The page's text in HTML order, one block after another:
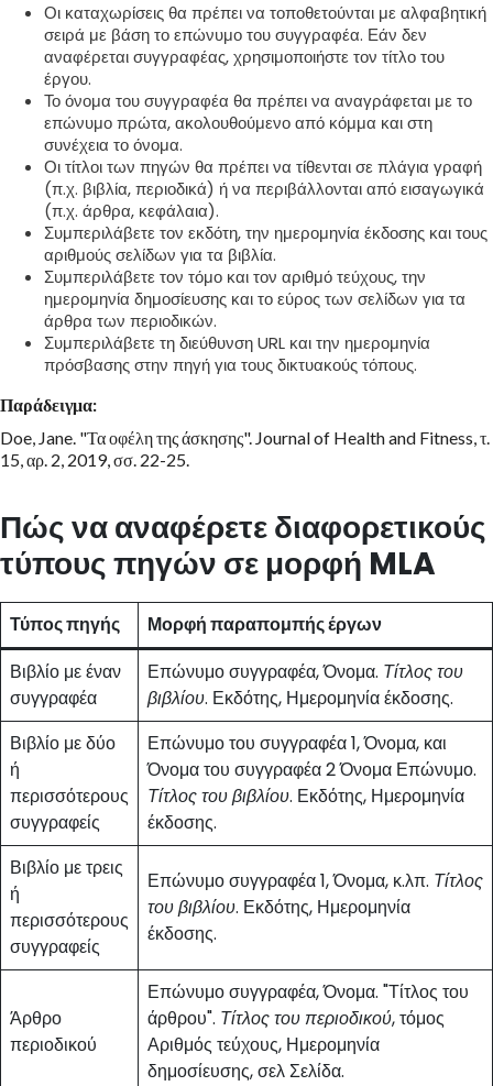
Οι καταχωρίσεις θα πρέπει να τοποθετούνται με αλφαβητική
σειρά με βάση το επώνυμο του συγγραφέα. Εάν δεν
αναφέρεται συγγραφέας, χρησιμοποιήστε τον τίτλο του
έργου.
Το όνομα του συγγραφέα θα πρέπει να αναγράφεται με το
επώνυμο πρώτα, ακολουθούμενο από κόμμα και στη
συνέχεια το όνομα.
Οι τίτλοι των πηγών θα πρέπει να τίθενται σε πλάγια γραφή
(π.χ. βιβλία, περιοδικά) ή να περιβάλλονται από εισαγωγικά
(π.χ. άρθρα, κεφάλαια).
Συμπεριλάβετε τον εκδότη, την ημερομηνία έκδοσης και τους
αριθμούς σελίδων για τα βιβλία.
Συμπεριλάβετε τον τόμο και τον αριθμό τεύχους, την
ημερομηνία δημοσίευσης και το εύρος των σελίδων για τα
άρθρα των περιοδικών.
Συμπεριλάβετε τη διεύθυνση URL και την ημερομηνία
πρόσβασης στην πηγή για τους δικτυακούς τόπους.
Παράδειγμα:
Doe, Jane. "Τα οφέλη της άσκησης". Journal of Health and Fitness, τ.
15, αρ. 2, 2019, σσ. 22-25.
Πώς να αναφέρετε διαφορετικούς
τύπους πηγών σε μορφή MLA
Τύπος πηγής
Μορφή παραπομπής έργων
Βιβλίο με έναν
συγγραφέα
Επώνυμο συγγραφέα, Όνομα. Τίτλος του
βιβλίου. Εκδότης, Ημερομηνία έκδοσης.
Βιβλίο με δύο
ή
περισσότερους
συγγραφείς
Επώνυμο του συγγραφέα 1, Όνομα, και
Όνομα του συγγραφέα 2 Όνομα Επώνυμο.
Τίτλος του βιβλίου. Εκδότης, Ημερομηνία
έκδοσης.
Βιβλίο με τρεις
ή
περισσότερους
συγγραφείς
Επώνυμο συγγραφέα 1, Όνομα, κ.λπ. Τίτλος
του βιβλίου. Εκδότης, Ημερομηνία
έκδοσης.
Άρθρο
περιοδικού
Επώνυμο συγγραφέα, Όνομα. "Τίτλος του
άρθρου". Τίτλος του περιοδικού, τόμος
Αριθμός τεύχους, Ημερομηνία
δημοσίευσης, σελ Σελίδα.